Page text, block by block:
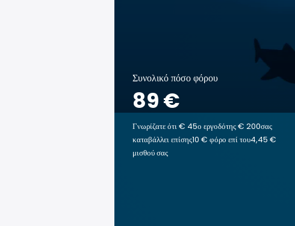
Συνολικό πόσο φόρου
89 €
Γνωρίζατε ότι € 45ο εργοδότης € 200σας
καταβάλλει επίσης10 € φόρο επί του4,45 €
μισθού σας